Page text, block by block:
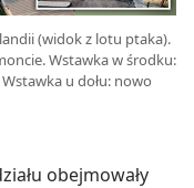
(widok z lotu ptaka).
Wstawka w środku:
u dołu: nowo
obejmowały